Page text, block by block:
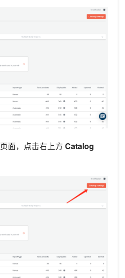
页面，点击右上方 Catalog